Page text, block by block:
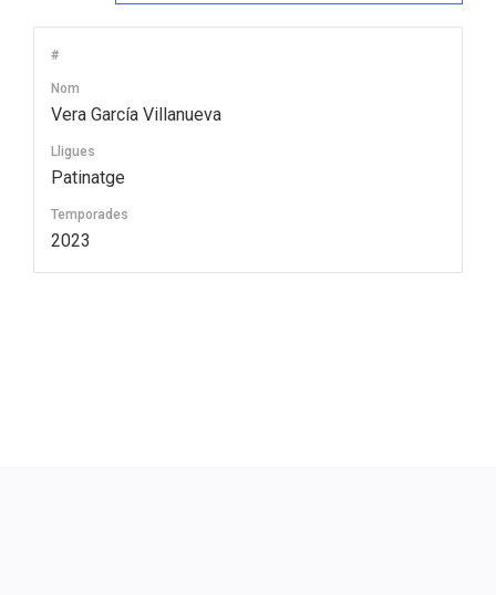
#
Nom
Vera García Villanueva
Lligues
Patinatge
Temporades
2023